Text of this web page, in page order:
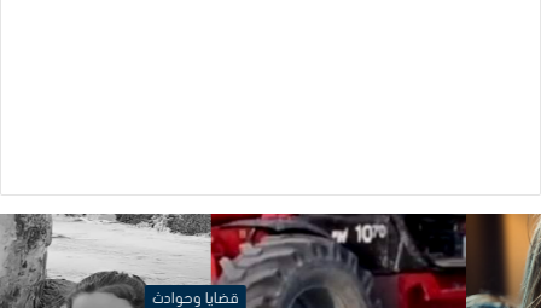
قضايا وحوادث